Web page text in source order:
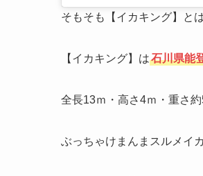
そもそも【イカキング】と
【イカキング】は石川県能
全長13ｍ・高さ4ｍ・重さ
ぶっちゃけまんまスルメイ